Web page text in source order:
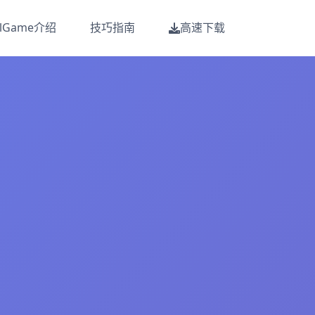
介绍 技巧指南 高速下载